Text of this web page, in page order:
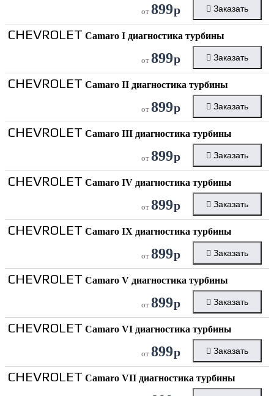
от 899р Заказать
CHEVROLET Camaro I диагностика турбины
от 899р Заказать
CHEVROLET Camaro II диагностика турбины
от 899р Заказать
CHEVROLET Camaro III диагностика турбины
от 899р Заказать
CHEVROLET Camaro IV диагностика турбины
от 899р Заказать
CHEVROLET Camaro IX диагностика турбины
от 899р Заказать
CHEVROLET Camaro V диагностика турбины
от 899р Заказать
CHEVROLET Camaro VI диагностика турбины
от 899р Заказать
CHEVROLET Camaro VII диагностика турбины